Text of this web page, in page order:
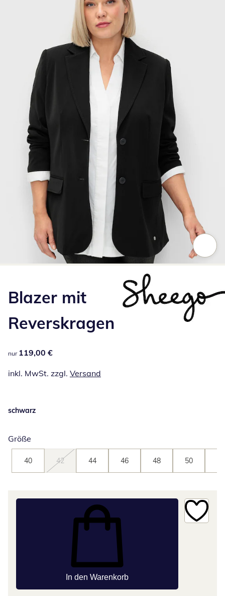
Blazer mit
Reverskragen
119,00 €
nur 119,00 €
inkl. MwSt. zzgl. Versand
schwarz
Größe
40 42 44 46 48 50
In den Warenkorb